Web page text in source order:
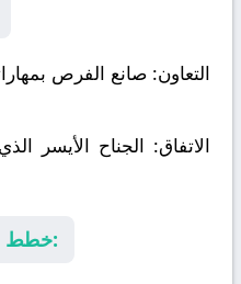
التعاون: صانع الفرص
الاتفاق: الجناح الأيسر
خطط وتوقعات من الجهاز الفني: